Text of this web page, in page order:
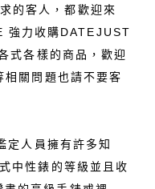
的客人，都歡迎來
強力收購DATEJUST
式各樣的商品，歡迎
關問題也請不要客
定人員擁有許多知
中性錶的等級並且收